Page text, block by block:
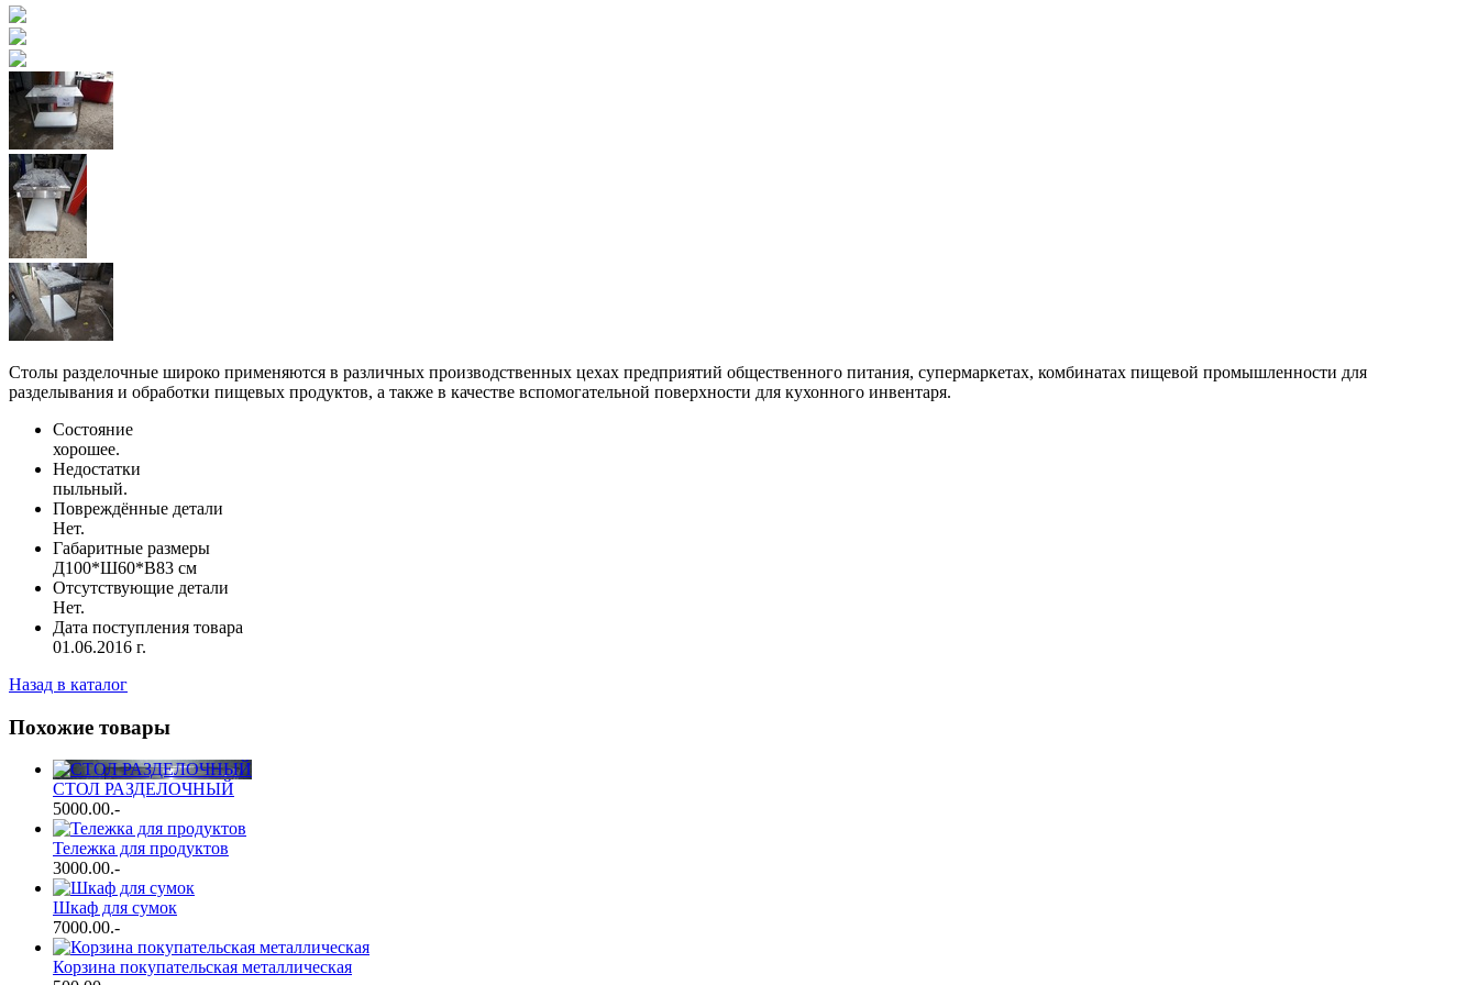
Столы разделочные широко применяются в различных производственных цехах предприятий общественного питания, супермаркетах, комбинатах пищевой промышленности для
разделывания и обработки пищевых продуктов, а также в качестве вспомогательной поверхности для кухонного инвентаря.
Состояние
хорошее.
Недостатки
пыльный.
Повреждённые детали
Нет.
Габаритные размеры
Д100*Ш60*В83 см
Отсутствующие детали
Нет.
Дата поступления товара
01.06.2016 г.
Назад в каталог
Похожие товары
СТОЛ РАЗДЕЛОЧНЫЙ
5000.00.-
Тележка для продуктов
3000.00.-
Шкаф для сумок
7000.00.-
Корзина покупательская металлическая